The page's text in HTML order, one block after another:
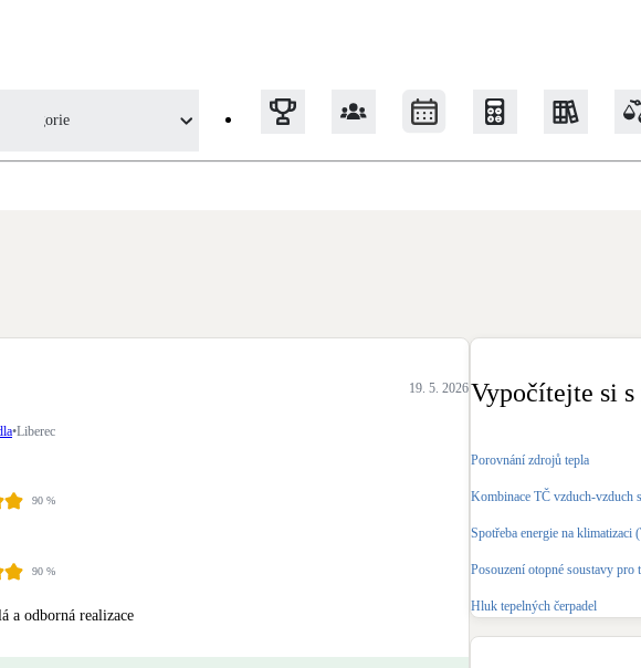
Kategorie
Solární termický systém Klimatizace
Šedá i černá odpadní voda Doplňkové zdroje
uživatele
19. 5. 2026
•Liberec
90 %
90 %
a odborná realizace
Vypočítejte si s
Porovnání zdrojů tepla
Kombinace TČ vzduch-vzduch
Spotřeba energie na klimatizaci
Posouzení otopné soustavy pro
Hluk tepelných čerpadel